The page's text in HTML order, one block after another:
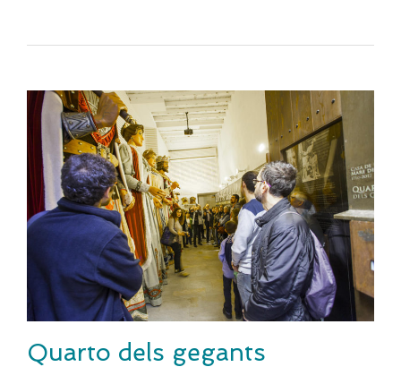
Quarto dels gegants